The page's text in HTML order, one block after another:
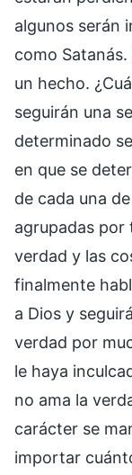
algunos serán
como
un hecho.
seguirán una
determinado
en que se
de cada una
agrupadas por
verdad y las
finalmente
a Dios y
verdad por
le haya
no ama la
carácter se
importar